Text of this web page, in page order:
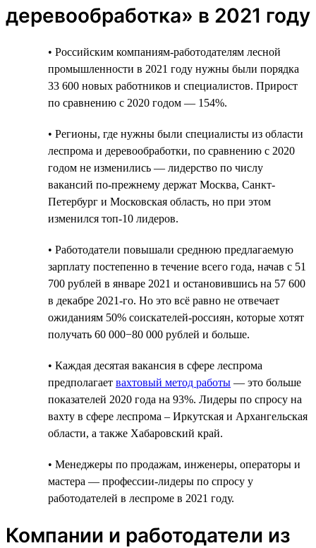
деревообработка» в 2021 году
• Российским компаниям-работодателям лесной
промышленности в 2021 году нужны были порядка
33 600 новых работников и специалистов. Прирост
по сравнению с 2020 годом — 154%.
• Регионы, где нужны были специалисты из области
леспрома и деревообработки, по сравнению с 2020
годом не изменились — лидерство по числу
вакансий по-прежнему держат Москва, Санкт-
Петербург и Московская область, но при этом
изменился топ-10 лидеров.
• Работодатели повышали среднюю предлагаемую
зарплату постепенно в течение всего года, начав с 51
700 рублей в январе 2021 и остановившись на 57 600
в декабре 2021-го. Но это всё равно не отвечает
ожиданиям 50% соискателей-россиян, которые хотят
получать 60 000−80 000 рублей и больше.
• Каждая десятая вакансия в сфере леспрома
предполагает вахтовый метод работы — это больше
показателей 2020 года на 93%. Лидеры по спросу на
вахту в сфере леспрома – Иркутская и Архангельская
области, а также Хабаровский край.
• Менеджеры по продажам, инженеры, операторы и
мастера — профессии-лидеры по спросу у
работодателей в леспроме в 2021 году.
Компании и работодатели из